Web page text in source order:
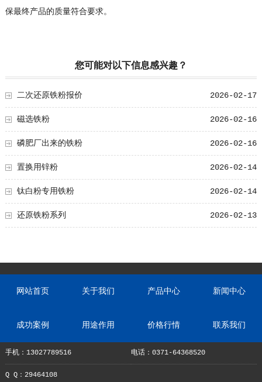
保最终产品的质量符合要求。
您可能对以下信息感兴趣？
2026-02-17
二次还原铁粉报价
2026-02-16
磁选铁粉
2026-02-16
磷肥厂出来的铁粉
2026-02-14
置换用锌粉
2026-02-14
钛白粉专用铁粉
2026-02-13
还原铁粉系列
网站首页 关于我们 产品中心 新闻中心
成功案例 用途作用 价格行情 联系我们
手机：13027789516 电话：0371-64368520
Q Q：29464108